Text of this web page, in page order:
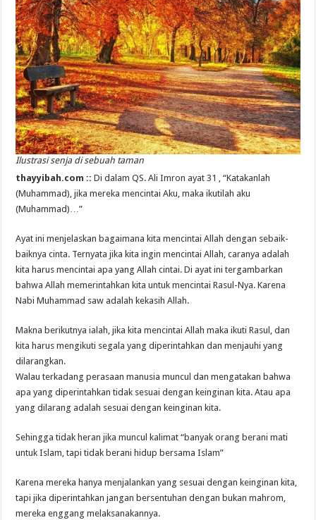
Ilustrasi senja di sebuah taman
thayyibah.com ::Di dalam QS. Ali Imron ayat 31 , “Katakanlah
(Muhammad), jika mereka mencintai Aku, maka ikutilah aku
(Muhammad)…”
Ayat ini menjelaskan bagaimana kita mencintai Allah dengan sebaik-
baiknya cinta. Ternyata jika kita ingin mencintai Allah, caranya adalah
kita harus mencintai apa yang Allah cintai. Di ayat ini tergambarkan
bahwa Allah memerintahkan kita untuk mencintai Rasul-Nya. Karena
Nabi Muhammad saw adalah kekasih Allah.
Makna berikutnya ialah, jika kita mencintai Allah maka ikuti Rasul, dan
kita harus mengikuti segala yang diperintahkan dan menjauhi yang
dilarangkan.
Walau terkadang perasaan manusia muncul dan mengatakan bahwa
apa yang diperintahkan tidak sesuai dengan keinginan kita. Atau apa
yang dilarang adalah sesuai dengan keinginan kita.
Sehingga tidak heran jika muncul kalimat “banyak orang berani mati
untuk Islam, tapi tidak berani hidup bersama Islam”
Karena mereka hanya menjalankan yang sesuai dengan keinginan kita,
tapi jika diperintahkan jangan bersentuhan dengan bukan mahrom,
mereka enggang melaksanakannya.